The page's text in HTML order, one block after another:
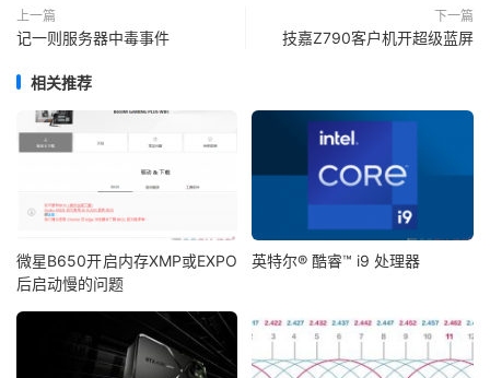
上一篇
记一则服务器中毒事件
下一篇
技嘉Z790客户机开超级蓝屏
相关推荐
微星B650开启内存XMP或EXPO
后启动慢的问题
英特尔® 酷睿™ i9 处理器